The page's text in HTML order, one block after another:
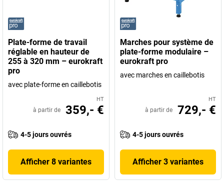
Plate-forme de travail
réglable en hauteur de
255 à 320 mm – eurokraft
pro
avec plate-forme en caillebotis
HT
à partir de 359,- €
4-5 jours ouvrés
Afficher 8 variantes
Marches pour système de
plate-forme modulaire –
eurokraft pro
avec marches en caillebotis
HT
à partir de 729,- €
4-5 jours ouvrés
Afficher 3 variantes